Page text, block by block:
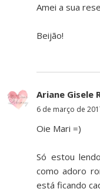
Amei a sua
Beijão!
Ariane Gisele
6 de março de
Oie Mari =)
Só estou
como adoro
está ficando